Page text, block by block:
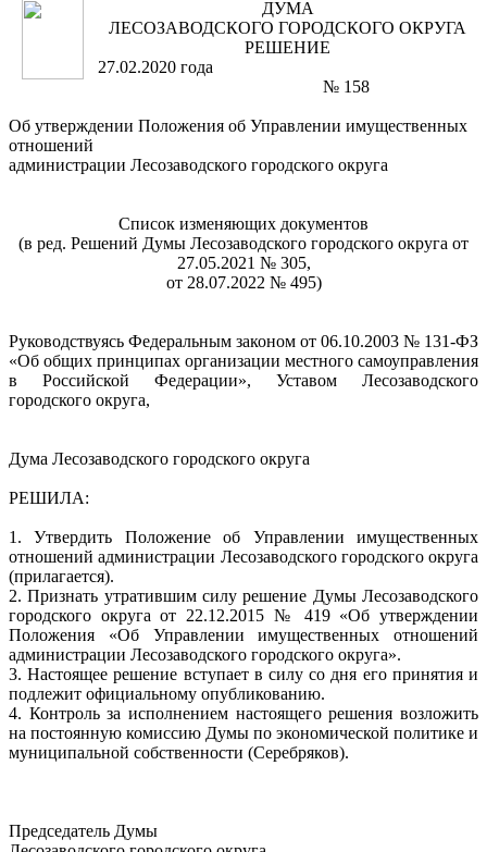
ДУМА
ЛЕСОЗАВОДСКОГО ГОРОДСКОГО ОКРУГА
РЕШЕНИЕ
27.02.2020 года
№ 158
Об утверждении Положения об Управлении имущественных
отношений
администрации Лесозаводского городского округа
Список изменяющих документов
(в ред. Решений Думы Лесозаводского городского округа от
27.05.2021 № 305,
от 28.07.2022 № 495)
Руководствуясь Федеральным законом от 06.10.2003 № 131-ФЗ
«Об общих принципах организации местного самоуправления
в Российской Федерации», Уставом Лесозаводского
городского округа,
Дума Лесозаводского городского округа
РЕШИЛА:
1. Утвердить Положение об Управлении имущественных
отношений администрации Лесозаводского городского округа
(прилагается).
2. Признать утратившим силу решение Думы Лесозаводского
городского округа от 22.12.2015 № 419 «Об утверждении
Положения «Об Управлении имущественных отношений
администрации Лесозаводского городского округа».
3. Настоящее решение вступает в силу со дня его принятия и
подлежит официальному опубликованию.
4. Контроль за исполнением настоящего решения возложить
на постоянную комиссию Думы по экономической политике и
муниципальной собственности (Серебряков).
Председатель Думы